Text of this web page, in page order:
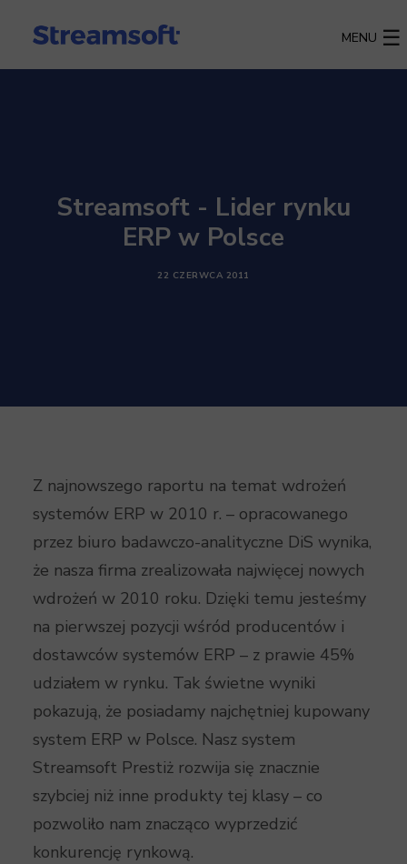
MENU
Streamsoft - Lider rynku
ERP w Polsce
22 CZERWCA 2011
Z najnowszego raportu na temat wdrożeń
systemów ERP w 2010 r. – opracowanego
przez biuro badawczo-analityczne DiS wynika,
że nasza firma zrealizowała najwięcej nowych
wdrożeń w 2010 roku. Dzięki temu jesteśmy
na pierwszej pozycji wśród producentów i
dostawców systemów ERP – z prawie 45%
udziałem w rynku. Tak świetne wyniki
pokazują, że posiadamy najchętniej kupowany
system ERP w Polsce. Nasz system
Streamsoft Prestiż rozwija się znacznie
szybciej niż inne produkty tej klasy – co
pozwoliło nam znacząco wyprzedzić
konkurencję rynkową.